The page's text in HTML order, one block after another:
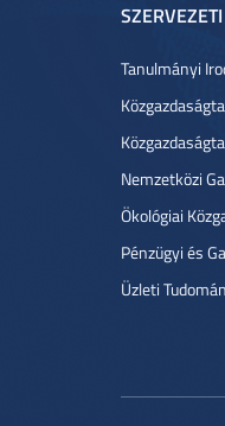
Tanulmányi
Nemzetközi
Ökológiai
Pénzügyi és
Üzleti